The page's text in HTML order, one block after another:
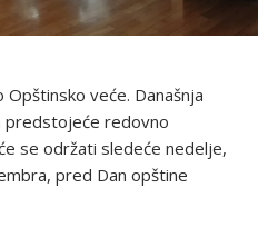
veće. Današnja
predstojeće redovno
se održati sledeće nedelje,
pred Dan opštine